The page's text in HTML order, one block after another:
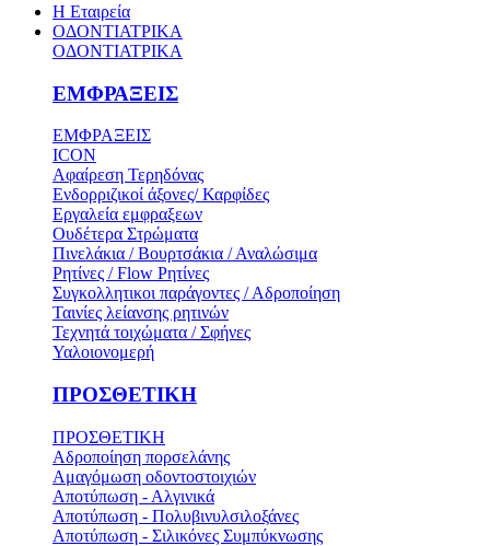
Η Εταιρεία
ΟΔΟΝΤΙΑΤΡΙΚΑ
ΟΔΟΝΤΙΑΤΡΙΚΑ
ΕΜΦΡΑΞΕΙΣ
ΕΜΦΡΑΞΕΙΣ
ICON
Αφαίρεση Τερηδόνας
Ενδορριζικοί άξονες/ Καρφίδες
Εργαλεία εμφραξεων
Ουδέτερα Στρώματα
Πινελάκια / Βουρτσάκια / Αναλώσιμα
Ρητίνες / Flow Ρητίνες
Συγκολλητικοι παράγοντες / Αδροποίηση
Ταινίες λείανσης ρητινών
Τεχνητά τοιχώματα / Σφήνες
Υαλοιονομερή
ΠΡΟΣΘΕΤΙΚΗ
ΠΡΟΣΘΕΤΙΚΗ
Αδροποίηση πορσελάνης
Αμαγόμωση οδοντοστοιχιών
Αποτύπωση - Αλγινικά
Αποτύπωση - Πολυβινυλσιλοξάνες
Αποτύπωση - Σιλικόνες Συμπύκνωσης